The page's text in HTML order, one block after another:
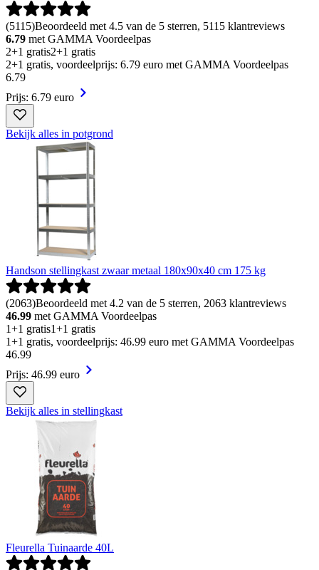
(5115)Beoordeeld met 4.5 van de 5 sterren, 5115 klantreviews
6.79 met GAMMA Voordeelpas
2+1 gratis2+1 gratis
2+1 gratis, voordeelprijs: 6.79 euro met GAMMA Voordeelpas
6.79
Prijs: 6.79 euro
Bekijk alles in potgrond
Handson stellingkast zwaar metaal 180x90x40 cm 175 kg
(2063)Beoordeeld met 4.2 van de 5 sterren, 2063 klantreviews
46.99 met GAMMA Voordeelpas
1+1 gratis1+1 gratis
1+1 gratis, voordeelprijs: 46.99 euro met GAMMA Voordeelpas
46.99
Prijs: 46.99 euro
Bekijk alles in stellingkast
Fleurella Tuinaarde 40L